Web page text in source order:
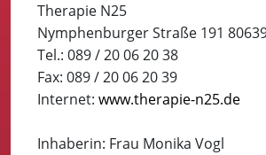
Therapie N25
Nymphenburger Straße 191
Tel.: 089 / 20 06 20 38
Fax: 089 / 20 06 20 39
Internet: www.therapie-n25.de
Inhaberin: Frau Monika Vogl